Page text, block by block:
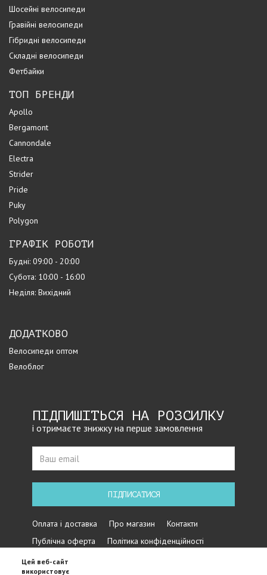
Шосейні велосипеди
Гравійні велосипеди
Гібридні велосипеди
Складні велосипеди
Фетбайки
ТОП БРЕНДИ
Apollo
Bergamont
Cannondale
Electra
Strider
Pride
Puky
Polygon
ГРАФІК РОБОТИ
Будні: 09:00 - 20:00
Субота: 10:00 - 16:00
Неділя: Вихідний
ДОДАТКОВО
Велосипеди оптом
Велоблог
ПІДПИШІТЬСЯ НА РОЗСИЛКУ
і отримаєте знижку на перше замовлення
ПІДПИСАТИСЯ
Оплата і доставка Про магазин
Контакти
Публічна оферта
Політика конфіденційності
Цей веб-сайт
використовує